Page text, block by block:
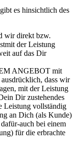
es hinsichtlich des
wir direkt bzw.
der Leistung
auf das Dir
ANGEBOT mit
dass wir
mit der Leistung
Dir zustehendes
Leistung vollständig
an Dich (als Kunde)
auch bei einem
für die erbrachte